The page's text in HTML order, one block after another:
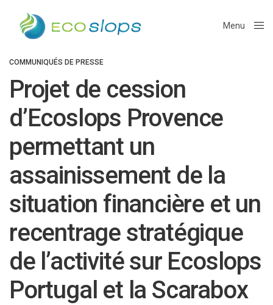
Menu
COMMUNIQUÉS DE PRESSE
Projet de cession
d’Ecoslops Provence
permettant un
assainissement de la
situation financière et un
recentrage stratégique
de l’activité sur Ecoslops
Portugal et la Scarabox